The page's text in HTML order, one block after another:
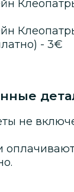
вы получите
- 3€
не